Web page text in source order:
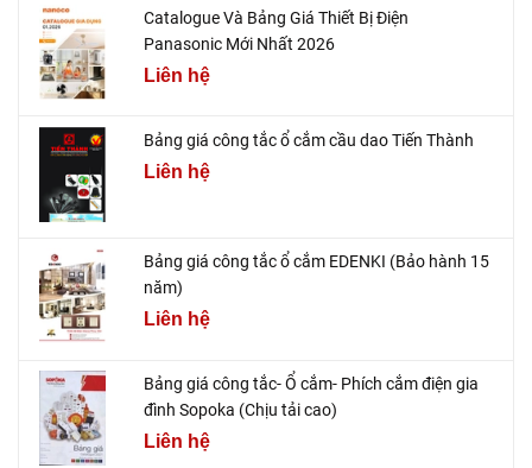
Catalogue Và Bảng Giá Thiết Bị Điện
Panasonic Mới Nhất 2026
Liên hệ
Bảng giá công tắc ổ cắm cầu dao Tiến Thành
Liên hệ
Bảng giá công tắc ổ cắm EDENKI (Bảo hành 15
năm)
Liên hệ
Bảng giá công tắc- Ổ cắm- Phích cắm điện gia
đình Sopoka (Chịu tải cao)
Liên hệ